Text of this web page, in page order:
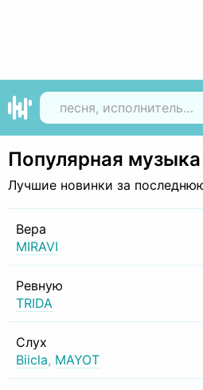
Популярная
Лучшие новинки за
Вера
MIRAVI
Ревную
TRIDA
Слух
Biicla, MAYOT